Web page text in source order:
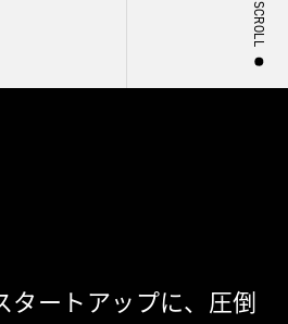
SCROLL
タートアップに、圧倒